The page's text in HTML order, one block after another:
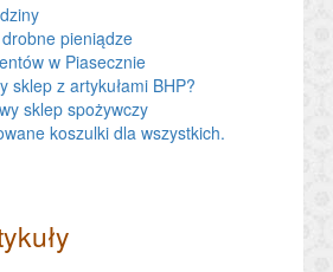
pieniądze
w Piasecznie
sklep z artykułami BHP?
sklep spożywczy
koszulki dla wszystkich.